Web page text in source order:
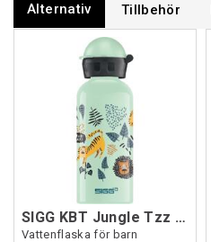
Alternativ Tillbehör
SIGG KBT Jungle Tzz 0,4 L
Vattenflaska för barn